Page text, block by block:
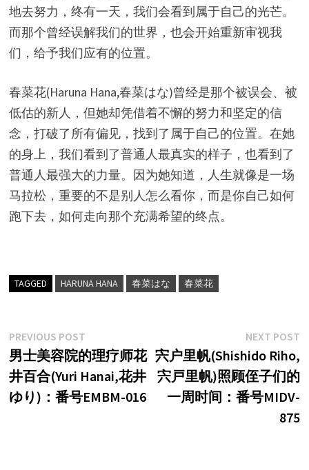
地去努力，终有一天，我们会看到属于自己的光芒。
而那个曾经误解我们的世界，也会开始重新审视我
们，给予我们应有的位置。
春菜花(Haruna Hana,春菜はな)曾经是那个被误会、被
低估的新人，但她却凭借着不懈的努力和坚定的信
念，打破了所有偏见，找到了属于自己的位置。在她
的身上，我们看到了普通人最真实的样子，也看到了
普通人最强大的力量。因为她知道，人生就像是一场
马拉松，重要的不是别人怎么看你，而是你自己如何
跑下去，如何走向那个充满希望的终点。
TAGGED HARUNA HANA 春菜はな 春菜花
文
章
导
PREVIOUS POSTPrevious
post:
男士美容院的理疗师花
井百合(Yuri Hanai,花井
ゆり)：番号EMBM-016
NEXT POST
宍户里帆(Shishido Riho,
宍戸里帆)照顾侄子们的
一周时间：番号MIDV-
875